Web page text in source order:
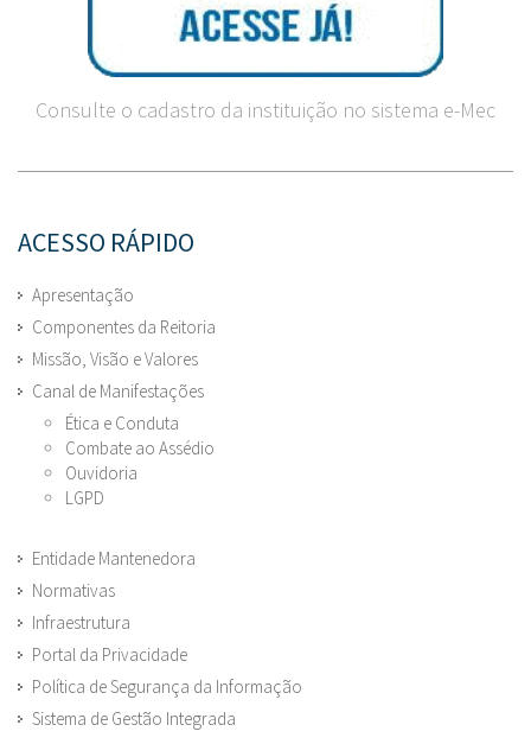
Consulte o cadastro da instituição no sistema e-Mec
ACESSO RÁPIDO
Apresentação
Componentes da Reitoria
Missão, Visão e Valores
Canal de Manifestações
Ética e Conduta
Combate ao Assédio
Ouvidoria
LGPD
Entidade Mantenedora
Normativas
Infraestrutura
Portal da Privacidade
Política de Segurança da Informação
Sistema de Gestão Integrada